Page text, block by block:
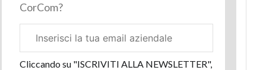
CorCom?
aziendale
Cliccando su "ISCRIVITI ALLA NEWSLETTER",